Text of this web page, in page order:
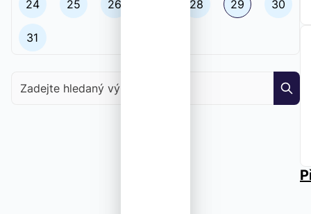
24 25 26 28 29 30
31